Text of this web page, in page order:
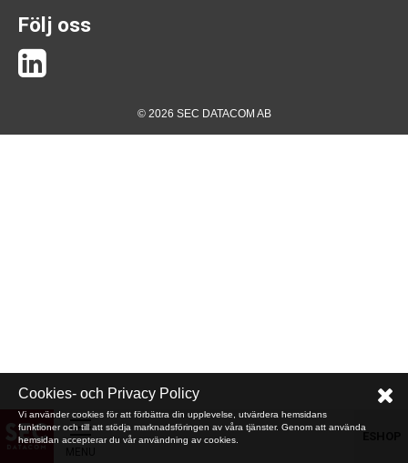
Följ oss
© 2026 SEC DATACOM AB
Cookies- och Privacy Policy
Vi använder cookies för att förbättra din upplevelse, utvärdera hemsidans
funktioner och till att stödja marknadsföringen av våra tjänster. Genom att använda
hemsidan accepterar du vår användning av cookies.